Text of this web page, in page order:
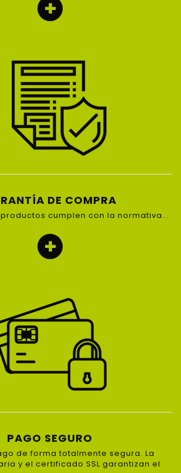
DE COMPRA
cumplen con la normativa...
PAGO SEGURO
de forma totalmente segura. La
y el certificado SSL garantizan el